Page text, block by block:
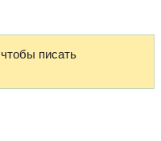
чтобы писать